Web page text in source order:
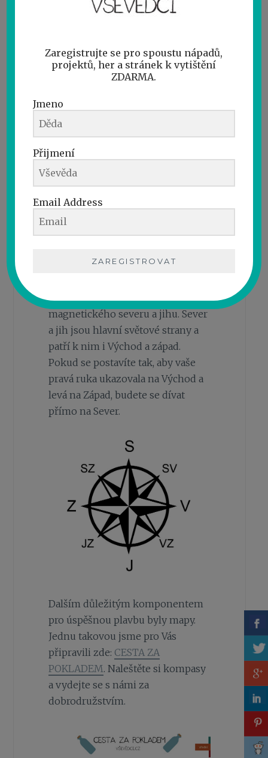
Aby byl pirát úspěšný musel dobře
navigovat mořem a oceány.
V tom mu pomáhal kompas.
Kompas je instrument, který má
střelku. Magnetická střelka se
Země natáčí ve směru
magnetického severu a jihu. Sever
a jih jsou hlavní světové strany a
patří k nim i Východ a západ.
Pokud se postavíte tak, aby vaše
pravá ruka ukazovala na Východ a
levá na Západ, budete se dívat
přímo na Sever.
Dalším důležitým komponentem
pro úspěšnou plavbu byly mapy.
Jednu takovou jsme pro Vás
připravili zde: CESTA ZA
POKLADEM. Naleštěte si kompasy
a vydejte se s námi za
dobrodružstvím.
Zaregistrujte se pro spoustu nápadů,
projektů, her a stránek k vytištění
ZDARMA.
Jmeno
Přijmení
Email Address
ZAREGISTROVAT